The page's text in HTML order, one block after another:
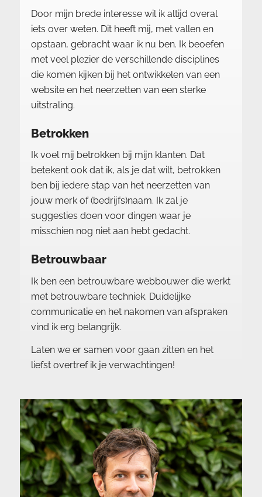
Door mijn brede interesse wil ik altijd overal
iets over weten. Dit heeft mij, met vallen en
opstaan, gebracht waar ik nu ben. Ik beoefen
met veel plezier de verschillende disciplines
die komen kijken bij het ontwikkelen van een
website en het neerzetten van een sterke
uitstraling.
Betrokken
Ik voel mij betrokken bij mijn klanten. Dat
betekent ook dat ik, als je dat wilt, betrokken
ben bij iedere stap van het neerzetten van
jouw merk of (bedrijfs)naam. Ik zal je
suggesties doen voor dingen waar je
misschien nog niet aan hebt gedacht.
Betrouwbaar
Ik ben een betrouwbare webbouwer die werkt
met betrouwbare techniek. Duidelijke
communicatie en het nakomen van afspraken
vind ik erg belangrijk.
Laten we er samen voor gaan zitten en het
liefst overtref ik je verwachtingen!